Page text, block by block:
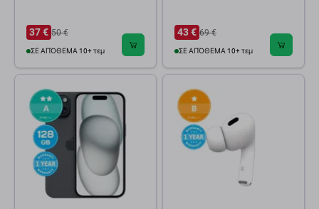
37 € 50 €
ΣΕ ΑΠΌΘΕΜΑ 10+ τεμ
43 € 69 €
ΣΕ ΑΠΌΘΕΜΑ 10+ τεμ